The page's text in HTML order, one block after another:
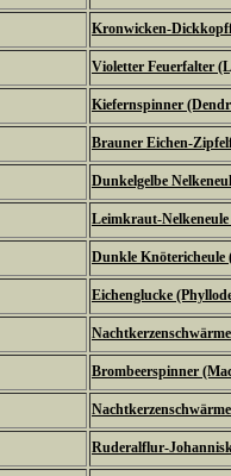
Kronwicken-
Violetter Feuerfalter
Kiefernspinner
Brauner Eichen-
Dunkelgelbe
Leimkraut-
Dunkle Knötericheule
Eichenglucke
Brombeerspinner
Ruderalflur-